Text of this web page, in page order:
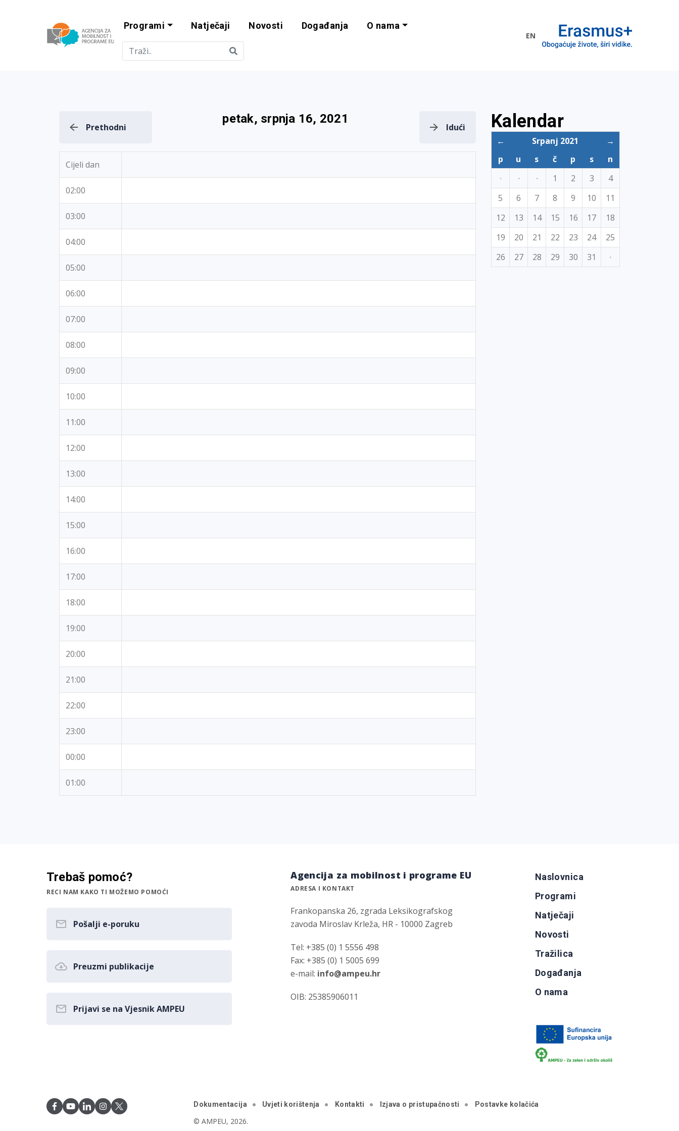
Agencija za mobilnost i programe EU
Programi Natječaji Novosti Događanja O nama
EN
Prethodni
petak, srpnja 16, 2021
Idući
Cijeli dan
02:00
03:00
04:00
05:00
06:00
07:00
08:00
09:00
10:00
11:00
12:00
13:00
14:00
15:00
16:00
17:00
18:00
19:00
20:00
21:00
22:00
23:00
00:00
01:00
Kalendar
← Srpanj 2021
→
p
u s č p s
n
·
· · 1 2 3
4
5
6 7 8 9 10
11
12
13 14 15 16 17
18
19
20 21 22 23 24
25
26
27 28 29 30 31 ·
Trebaš pomoć?
RECI NAM KAKO TI MOŽEMO POMOĆI
Pošalji e-poruku
Preuzmi publikacije
Prijavi se na Vjesnik AMPEU
Agencija za mobilnost i programe EU
ADRESA I KONTAKT
Frankopanska 26, zgrada Leksikografskog
zavoda Miroslav Krleža, HR - 10000 Zagreb
Tel: +385 (0) 1 5556 498
Fax: +385 (0) 1 5005 699
e-mail: info@ampeu.hr
OIB: 25385906011
Naslovnica
Programi
Natječaji
Novosti
Tražilica
Događanja
O nama
Dokumentacija Uvjeti korištenja Kontakti Izjava o pristupačnosti Postavke kolačića
© AMPEU, 2026.